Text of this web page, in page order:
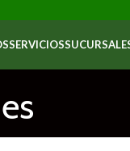
SERVICIOS